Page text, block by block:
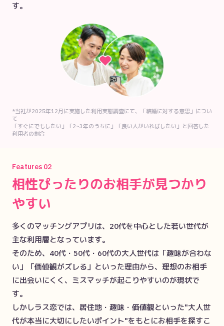
す。
*当社が2025年12月に実施した利用実態調査にて、「結婚に対する意思」につい
て
「すぐにでもしたい」「2~3年のうちに」「良い人がいればしたい」と回答した
利用者の割合
Features 02
相性ぴったりのお相手が見つかり
やすい
多くのマッチングアプリは、20代を中心とした若い世代が
主な利用層となっています。
そのため、40代・50代・60代の大人世代は「趣味が合わな
い」「価値観がズレる」といった理由から、理想のお相手
に出会いにくく、ミスマッチが起こりやすいのが現状で
す。
しかしラス恋では、居住地・趣味・価値観といった"大人世
代が本当に大切にしたいポイント"をもとにお相手を探すこ